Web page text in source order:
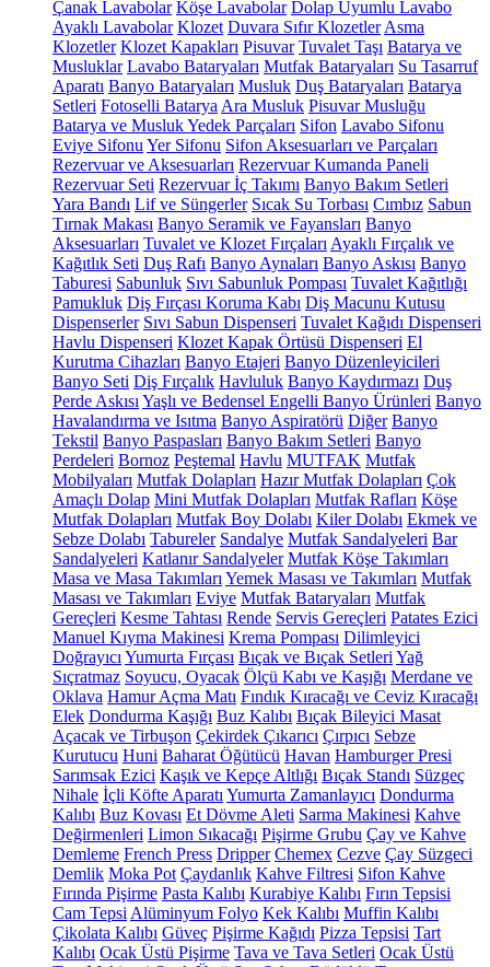
Çanak Lavabolar Köşe Lavabolar Dolap Uyumlu Lavabo
Ayaklı Lavabolar Klozet Duvara Sıfır Klozetler Asma
Klozetler Klozet Kapakları Pisuvar Tuvalet Taşı Batarya ve
Musluklar Lavabo Bataryaları Mutfak Bataryaları Su Tasarruf
Aparatı Banyo Bataryaları Musluk Duş Bataryaları Batarya
Setleri Fotoselli Batarya Ara Musluk Pisuvar Musluğu
Batarya ve Musluk Yedek Parçaları Sifon Lavabo Sifonu
Eviye Sifonu Yer Sifonu Sifon Aksesuarları ve Parçaları
Rezervuar ve Aksesuarları Rezervuar Kumanda Paneli
Rezervuar Seti Rezervuar İç Takımı Banyo Bakım Setleri
Yara Bandı Lif ve Süngerler Sıcak Su Torbası Cımbız Sabun
Tırnak Makası Banyo Seramik ve Fayansları Banyo
Aksesuarları Tuvalet ve Klozet Fırçaları Ayaklı Fırçalık ve
Kağıtlık Seti Duş Rafı Banyo Aynaları Banyo Askısı Banyo
Taburesi Sabunluk Sıvı Sabunluk Pompası Tuvalet Kağıtlığı
Pamukluk Diş Fırçası Koruma Kabı Diş Macunu Kutusu
Dispenserler Sıvı Sabun Dispenseri Tuvalet Kağıdı Dispenseri
Havlu Dispenseri Klozet Kapak Örtüsü Dispenseri El
Kurutma Cihazları Banyo Etajeri Banyo Düzenleyicileri
Banyo Seti Diş Fırçalık Havluluk Banyo Kaydırmazı Duş
Perde Askısı Yaşlı ve Bedensel Engelli Banyo Ürünleri Banyo
Havalandırma ve Isıtma Banyo Aspiratörü Diğer Banyo
Tekstil Banyo Paspasları Banyo Bakım Setleri Banyo
Perdeleri Bornoz Peştemal Havlu MUTFAK Mutfak
Mobilyaları Mutfak Dolapları Hazır Mutfak Dolapları Çok
Amaçlı Dolap Mini Mutfak Dolapları Mutfak Rafları Köşe
Mutfak Dolapları Mutfak Boy Dolabı Kiler Dolabı Ekmek ve
Sebze Dolabı Tabureler Sandalye Mutfak Sandalyeleri Bar
Sandalyeleri Katlanır Sandalyeler Mutfak Köşe Takımları
Masa ve Masa Takımları Yemek Masası ve Takımları Mutfak
Masası ve Takımları Eviye Mutfak Bataryaları Mutfak
Gereçleri Kesme Tahtası Rende Servis Gereçleri Patates Ezici
Manuel Kıyma Makinesi Krema Pompası Dilimleyici
Doğrayıcı Yumurta Fırçası Bıçak ve Bıçak Setleri Yağ
Sıçratmaz Soyucu, Oyacak Ölçü Kabı ve Kaşığı Merdane ve
Oklava Hamur Açma Matı Fındık Kıracağı ve Ceviz Kıracağı
Elek Dondurma Kaşığı Buz Kalıbı Bıçak Bileyici Masat
Açacak ve Tirbuşon Çekirdek Çıkarıcı Çırpıcı Sebze
Kurutucu Huni Baharat Öğütücü Havan Hamburger Presi
Sarımsak Ezici Kaşık ve Kepçe Altlığı Bıçak Standı Süzgeç
Nihale İçli Köfte Aparatı Yumurta Zamanlayıcı Dondurma
Kalıbı Buz Kovası Et Dövme Aleti Sarma Makinesi Kahve
Değirmenleri Limon Sıkacağı Pişirme Grubu Çay ve Kahve
Demleme French Press Dripper Chemex Cezve Çay Süzgeci
Demlik Moka Pot Çaydanlık Kahve Filtresi Sifon Kahve
Fırında Pişirme Pasta Kalıbı Kurabiye Kalıbı Fırın Tepsisi
Cam Tepsi Alüminyum Folyo Kek Kalıbı Muffin Kalıbı
Çikolata Kalıbı Güveç Pişirme Kağıdı Pizza Tepsisi Tart
Kalıbı Ocak Üstü Pişirme Tava ve Tava Setleri Ocak Üstü